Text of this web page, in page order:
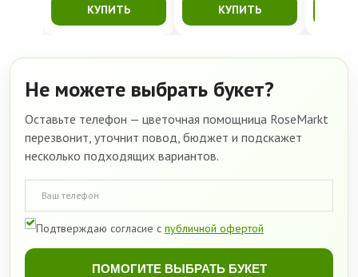
КУПИТЬ КУПИТЬ
Не можете выбрать букет?
Оставьте телефон — цветочная помощница RoseMarkt
перезвонит, уточнит повод, бюджет и подскажет
несколько подходящих вариантов.
Подтверждаю согласие с публичной офертой
ПОМОГИТЕ ВЫБРАТЬ БУКЕТ